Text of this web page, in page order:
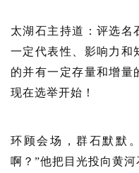
太湖石主持道：评选名
一定代表性、影响力和
的并有一定存量和增量
现在选举开始！
环顾会场，群石默默。
啊？ ”他把目光投向黄河